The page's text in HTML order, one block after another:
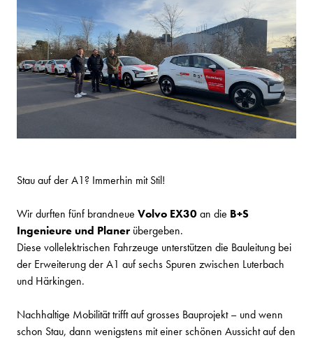
Stau auf der A1? Immerhin mit Stil!
Wir durften fünf brandneue Volvo EX30an die B+S
Ingenieure und Planer übergeben.
Diese vollelektrischen Fahrzeuge unterstützen die Bauleitung bei
der Erweiterung der A1 auf sechs Spuren zwischen Luterbach
und Härkingen.
Nachhaltige Mobilität trifft auf grosses Bauprojekt – und wenn
schon Stau, dann wenigstens mit einer schönen Aussicht auf den